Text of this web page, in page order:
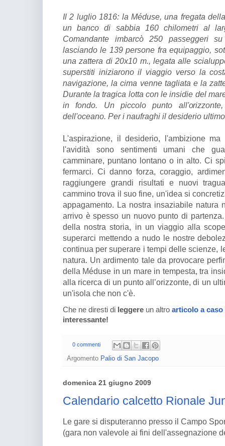
Il 2 luglio 1816: la Méduse, una fregata
un banco di sabbia 160 chilometri al
Comandante imbarcò 250 passeggeri
lasciando le 139 persone fra equipaggio,
una zattera di 20x10 m., legata alle
superstiti iniziarono il viaggio verso la
navigazione, la cima venne tagliata e la
Durante la tragica lotta con le insidie del
in fondo. Un piccolo punto
dell'oceano. Per i naufraghi il desiderio
L'aspirazione, il desiderio, l'ambizione
l'avidità sono sentimenti umani che
camminare, puntano lontano o in alto. Ci
fermarci. Ci danno forza, coraggio,
raggiungere grandi risultati e nuovi
cammino trova il suo fine, un'idea si
appagamento. La nostra insaziabile natura
arrivo è spesso un nuovo punto di
della nostra storia, in un viaggio alla
superarci mettendo a nudo le nostre
continua per superare i tempi delle scienze,
natura. Un ardimento tale da provocare
della Méduse in un mare in tempesta, tra
alla ricerca di un punto all’orizzonte, di un
un'isola che non c'è.
Che ne diresti di leggere un altro articolo a caso
interessante!
0 commenti
Argomento Palio di San Jacopo
domenica 21 giugno 2009
Calendario calcetto Rionale
Le gare si disputeranno presso il Campo
(gara non valevole ai fini dell'assegnazione